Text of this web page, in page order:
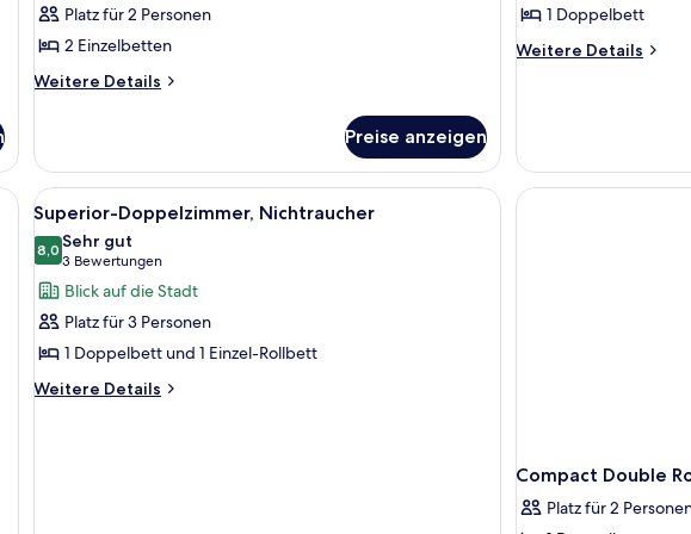
anzeigen
Platz für 2 Personen
2 Einzelbetten
Weitere Details
Weitere
Zweibettzimmer,
Hafenblick
Preise anzeigen
anzeigen
1 Doppelbett
Weitere Details
Weitere
Windows
Bett, Schreibtisch und Stuhl, mit Blick auf die Stadt durch große Fenster.
Alle
Fotos
für
Superior-
Doppelzimmer,
Nichtraucher
anzeigen
Ein modernes Hotelzimmer mit einem großen Bett, einem
8
Superior-Doppelzimmer, Nichtraucher
8,08,0 von 10
Sehr gut
3 Bewertungen
(3
Bewertungen)
Blick auf die Stadt
Platz für 3 Personen
1 Doppelbett und 1 Einzel-Rollbett
Weitere Details
Weitere
Compact Double
Platz für 2